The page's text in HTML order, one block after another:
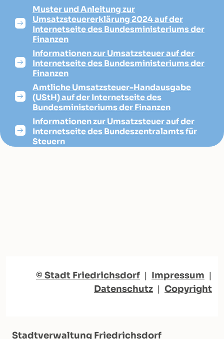
Muster und Anleitung zur
Umsatzsteuererklärung 2024 auf der
Internetseite des Bundesministeriums der
Finanzen
Informationen zur Umsatzsteuer auf der
Internetseite des Bundesministeriums der
Finanzen
Amtliche Umsatzsteuer-Handausgabe
(UStH) auf der Internetseite des
Bundesministeriums der Finanzen
Informationen zur Umsatzsteuer auf der
Internetseite des Bundeszentralamts für
Steuern
© Stadt Friedrichsdorf | Impressum |
Datenschutz | Copyright
Stadtverwaltung Friedrichsdorf